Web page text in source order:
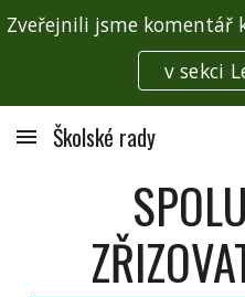
Skip to main content
v sekci
Školské rady